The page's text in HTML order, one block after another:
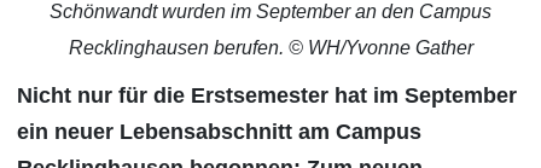
Schönwandt wurden im September an den Campus
Recklinghausen berufen. © WH/Yvonne Gather
Nicht nur für die Erstsemester hat im September
ein neuer Lebensabschnitt am Campus